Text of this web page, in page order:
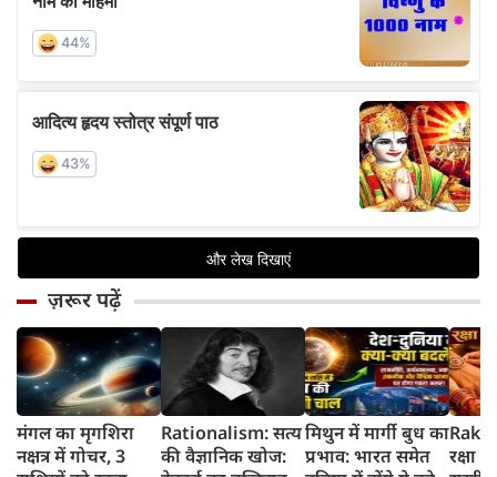
ज़रूर पढ़ें
मंगल का मृगशिरा
नक्षत्र में गोचर, 3
Rationalism: सत्य
की वैज्ञानिक खोज:
मिथुन में मार्गी बुध का
प्रभाव: भारत समेत
रक्षा